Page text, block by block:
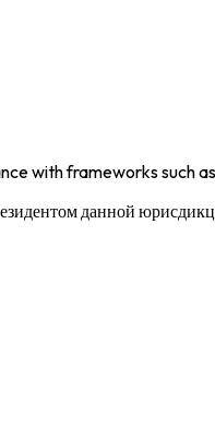
with frameworks such as
данной